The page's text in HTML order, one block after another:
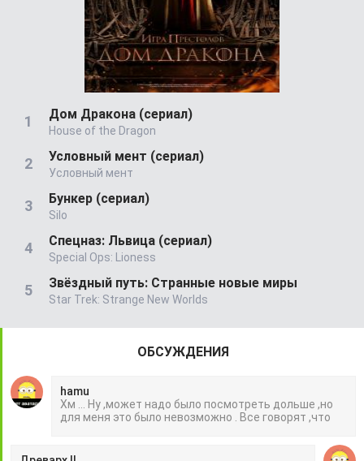
Дом Дракона (сериал)
House of the Dragon
Условный мент (сериал)
Условный мент
Бункер (сериал)
Silo
Спецназ: Львица (сериал)
Special Ops: Lioness
Звёздный путь: Странные новые миры
Star Trek: Strange New Worlds
ОБСУЖДЕНИЯ
hamu
Хм ... Ну ,может надо было посмотреть дольше ,но
для меня это было невозможно . Все говорят ,что